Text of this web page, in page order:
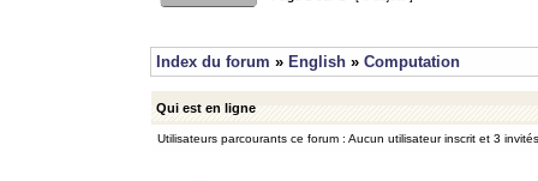
Index du forum » English » Computation
Qui est en ligne
Utilisateurs parcourants ce forum : Aucun utilisateur inscrit et 3 invités